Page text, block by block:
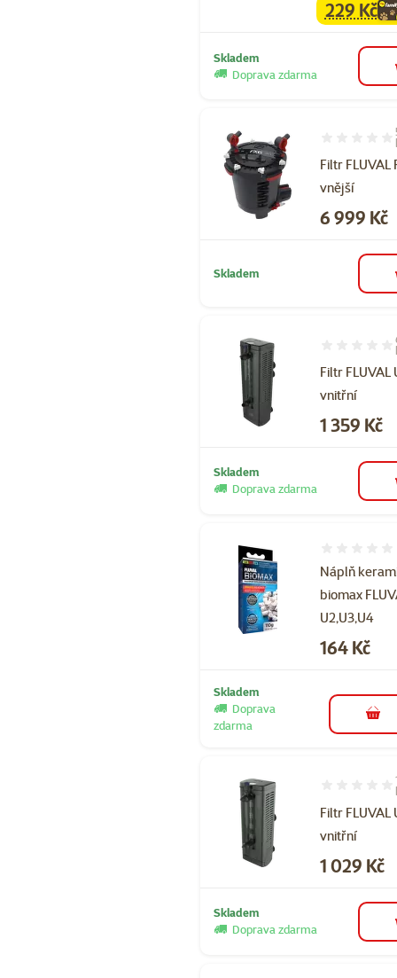
family
229 Kč
Skladem
Doprava zdarma
Filtr FLUVAL
vnější
Hodnocení
Cena
6 999 Kč
Skladem
Filtr FLUVAL
vnitřní
Hodnocení
Cena
1 359 Kč
Skladem
Doprava zdarma
Náplň
biomax
U2,U3,U4
Cena
164 Kč
Skladem
Doprava
zdarma
do
Filtr FLUVAL
vnitřní
Hodnocení
Cena
1 029 Kč
Skladem
Doprava zdarma